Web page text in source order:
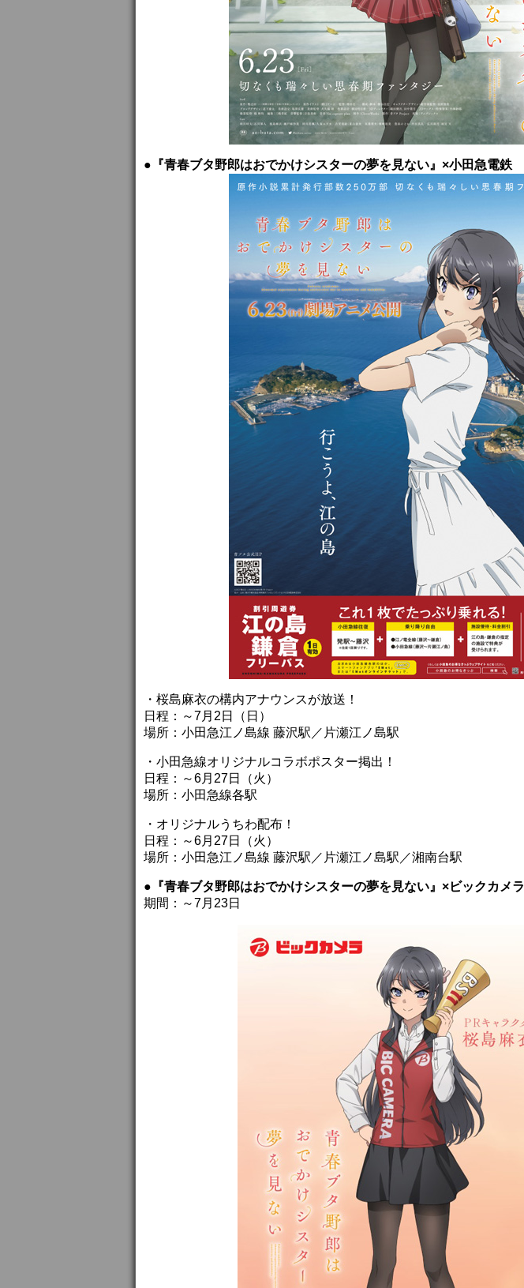
●『青春ブタ野郎はおでかけシスターの夢を見ない』×小田急電鉄
・桜島麻衣の構内アナウンスが放送！
日程：～7月2日（日）
場所：小田急江ノ島線 藤沢駅／片瀬江ノ島駅
・小田急線オリジナルコラボポスター掲出！
日程：～6月27日（火）
場所：小田急線各駅
・オリジナルうちわ配布！
日程：～6月27日（火）
場所：小田急江ノ島線 藤沢駅／片瀬江ノ島駅／湘南台駅
●『青春ブタ野郎はおでかけシスターの夢を見ない』×ビックカメラ
期間：～7月23日